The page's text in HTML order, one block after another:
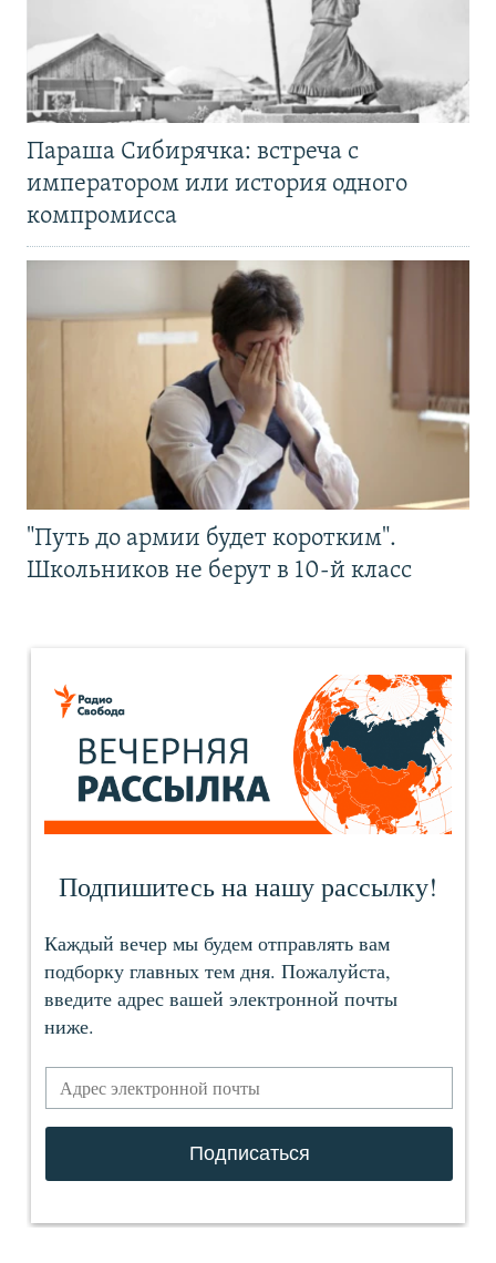
Параша Сибирячка: встреча с
императором или история одного
компромисса
"Путь до армии будет коротким".
Школьников не берут в 10-й класс